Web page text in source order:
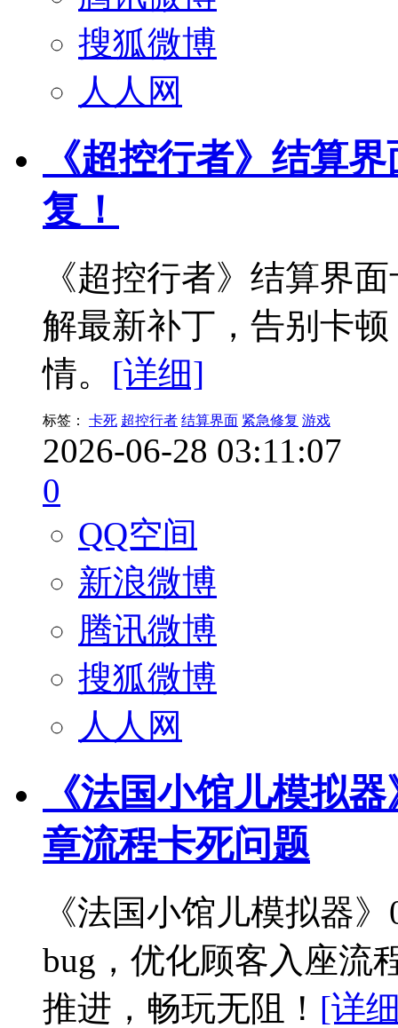
搜狐微博
人人网
《超控行者》结算
复！
《超控行者》结算界
解最新补丁，告别卡
情。 [详细]
标签： 卡死 超控行者 结算界面 紧急修复 游戏
2026-06-28 03:11:07
0
QQ空间
新浪微博
腾讯微博
搜狐微博
人人网
《法国小馆儿模拟
章流程卡死问题
《法国小馆儿模拟器
bug，优化顾客入座流
推进，畅玩无阻！ [详